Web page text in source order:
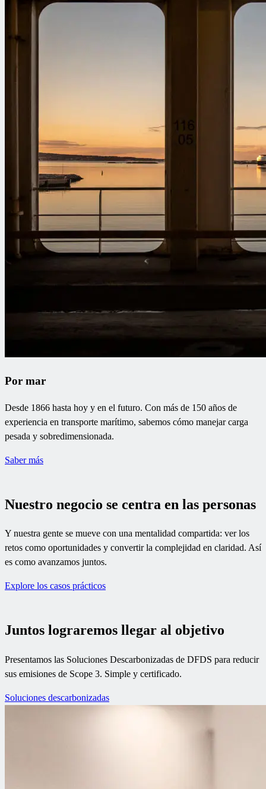
Por mar
Desde 1866 hasta hoy y en el futuro. Con más de 150 años de
experiencia en transporte marítimo, sabemos cómo manejar carga
pesada y sobredimensionada.
Saber más
Nuestro negocio se centra en las personas
Y nuestra gente se mueve con una mentalidad compartida: ver los
retos como oportunidades y convertir la complejidad en claridad. Así
es como avanzamos juntos.
Explore los casos prácticos
Juntos lograremos llegar al objetivo
Presentamos las Soluciones Descarbonizadas de DFDS para reducir
sus emisiones de Scope 3. Simple y certificado.
Soluciones descarbonizadas